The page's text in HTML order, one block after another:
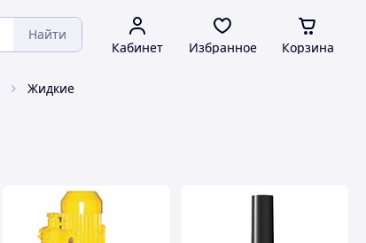
Найти
Кабинет Избранное Корзина
Жидкие